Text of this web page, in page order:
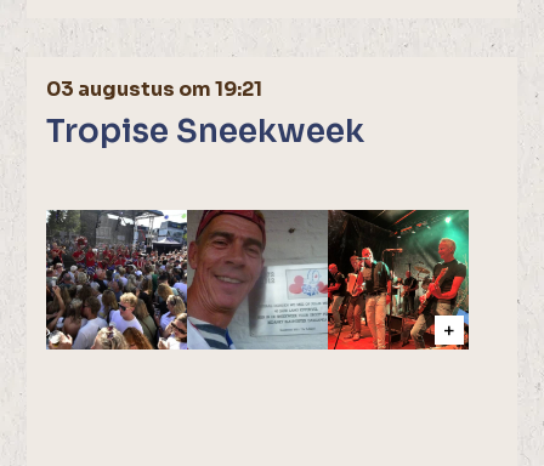
03 augustus om 19:21
Tropise Sneekweek